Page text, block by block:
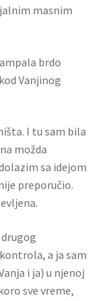
masnim
brdo
Vanjinog
I tu sam bila
možda
sa idejom
preporučio.
a ja sam
i ja) u njenoj
sve vreme,